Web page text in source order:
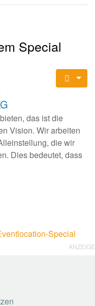
Special
das ist die
Vision. Wir arbeiten
die wir
Dies bedeutet, dass
Special
ANZEIGE